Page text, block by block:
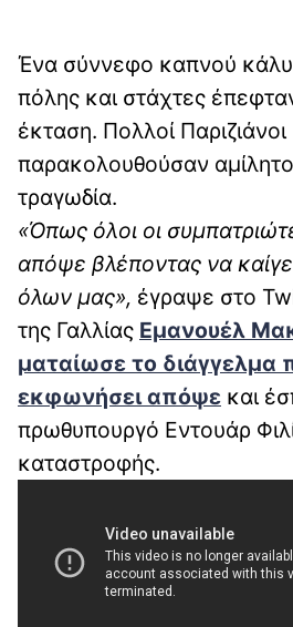
Ένα σύννεφο καπνού
πόλης και στάχτες
έκταση. Πολλοί Παριζιάνοι
παρακολουθούσαν
τραγωδία.
«Όπως όλοι οι
απόψε βλέποντας να
όλων μας», έγραψε στο
της Γαλλίας Εμανουέλ
ματαίωσε το διάγγελμα
εκφωνήσει απόψε και
πρωθυπουργό Εντουάρ
καταστροφής.